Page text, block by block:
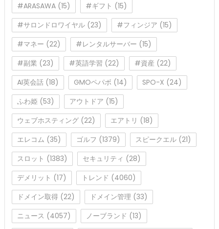
#ARASAWA(15) #ギフト (15)
#サロンドロワイヤル(23) #フィンジア (15)
#マネー (22) #レンタルサーバー (15)
#副業 (23) #英語学習 (22) #資産 (22)
AI英会話(18) GMOペパボ (14) SPO-X (24)
ふわ姫 (53) アウトドア (15)
ウェブホスティング(22) エアトリ (18)
エレコム (35) ゴルフ (1379) スピークエル(21)
スロット (1383) セキュリティ (28)
デメリット (17) トレンド (4060)
ドメイン取得(22) ドメイン管理 (33)
ニュース (4057) ノーブランド (13)